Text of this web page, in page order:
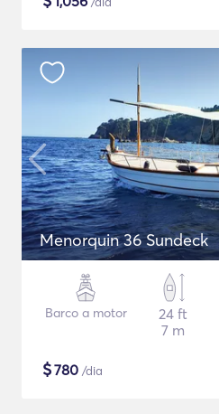
Menorquin 36 Sundeck
Barco a motor
24 ft
7 m
$780 /dia